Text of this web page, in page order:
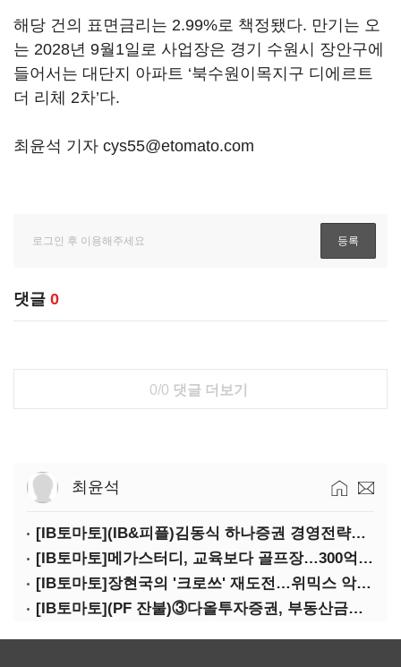
해당 건의 표면금리는 2.99%로 책정됐다. 만기는 오
는 2028년 9월1일로 사업장은 경기 수원시 장안구에
들어서는 대단지 아파트 ‘북수원이목지구 디에르트
더 리체 2차’다.
최윤석 기자 cys55@etomato.com
댓글 0
0/0 댓글 더보기
최윤석
[IB토마토](IB&피플)김동식 하나증권 경영전략본부장
[IB토마토]메가스터디, 교육보다 골프장…300억 대여 뒤 보증 리스크
[IB토마토]장현국의 '크로쓰' 재도전…위믹스 악몽 지울 수 있나
[IB토마토](PF 잔불)③다올투자증권, 부동산금융 줄였지만 정상화는 진행형